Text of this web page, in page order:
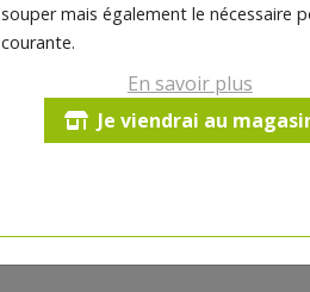
souper mais également le nécessaire
courante.
En savoir plus
Je viendrai au